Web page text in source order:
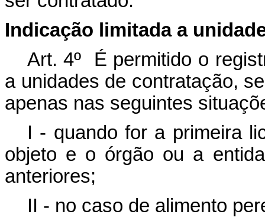
Indicação limitada a
Art. 4º É permitido o
a unidades de contratação,
apenas nas seguintes
I - quando for a primeira
objeto e o órgão ou a
anteriores;
II - no caso de alimento